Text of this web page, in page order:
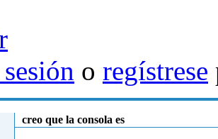
o regístrese
creo que la consola es